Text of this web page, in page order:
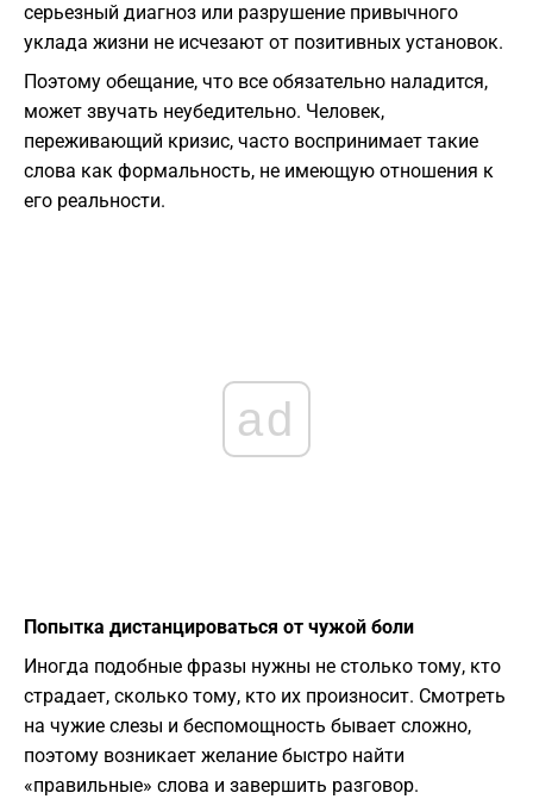
серьезный диагноз или разрушение привычного
уклада жизни не исчезают от позитивных установок.
Поэтому обещание, что все обязательно наладится,
может звучать неубедительно. Человек,
переживающий кризис, часто воспринимает такие
слова как формальность, не имеющую отношения к
его реальности.
ad
Попытка дистанцироваться от чужой боли
Иногда подобные фразы нужны не столько тому, кто
страдает, сколько тому, кто их произносит. Смотреть
на чужие слезы и беспомощность бывает сложно,
поэтому возникает желание быстро найти
«правильные» слова и завершить разговор.